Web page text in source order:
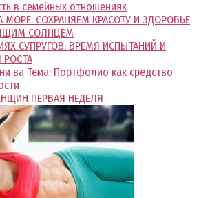
в семейных отношениях
СОХРАНЯЕМ КРАСОТУ И ЗДОРОВЬЕ
СОЛНЦЕМ
СУПРУГОВ: ВРЕМЯ ИСПЫТАНИЙ И
ва Тема: Портфолио как средство
ПЕРВАЯ НЕДЕЛЯ